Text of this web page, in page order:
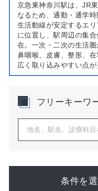
京急東神奈川駅は、JR
なるため、通勤・通学
生活動線が安定するエ
に位置し、駅周辺の集
在。一次・二次の生活
鼻咽喉、皮膚、整形、
広く取り込みやすい点
存医療機関は一定数あ
受診需要を読みやすいの
直さ、JR連絡通路やバ
エレベータ前やエスカ
を、路面では歩道幅員
時のアプローチを確認
療科目に応じて近隣処
フリーキーワ
条件を